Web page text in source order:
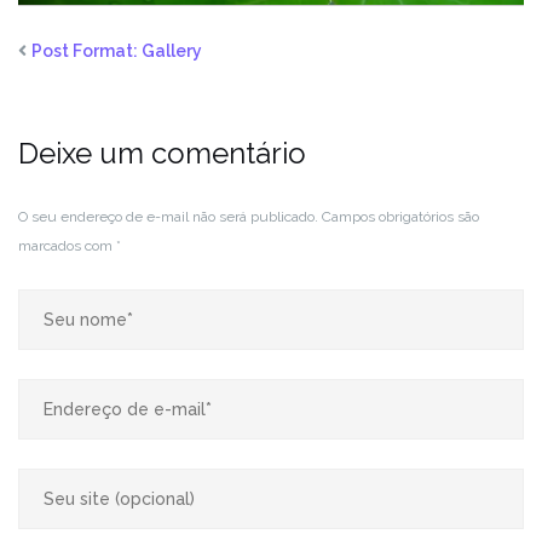
Post Format: Gallery
Deixe um comentário
O seu endereço de e-mail não será publicado. Campos obrigatórios são
marcados com *